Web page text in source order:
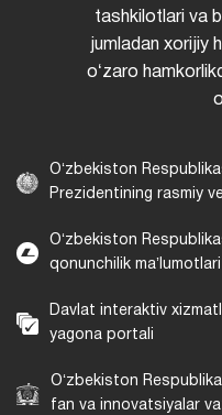
tashkilotlari va
jumladan xorijiy
oʻzaro
Oʻzbekiston
Prezidentining rasmiy
Oʻzbekiston
qonunchilik
Davlat interaktiv
yagona portali
Oʻzbekiston
fan va innovatsiyalar